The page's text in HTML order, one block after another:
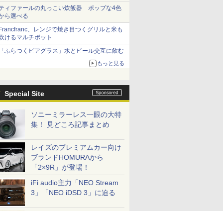
ィファールの丸っこい炊飯器 ポップな4色
ら選べる
、レンジで焼き目つくグリルと米も
けるマルチポット
ふらつくビアグラス」水とビール交互に飲む
もっと見る
Special Site
ソニーミラーレス一眼の大特
集！ 見どころ記事まとめ
レイズのプレミアムカー向け
ブランドHOMURAから
「2×9R」が登場！
iFi audio主力「NEO Stream
3」「NEO iDSD 3」に迫る